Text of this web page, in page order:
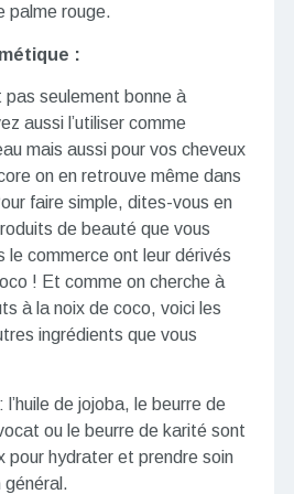
palme rouge.
:
pas seulement bonne à
aussi l’utiliser comme
mais aussi pour vos cheveux
on en retrouve même dans
faire simple, dites-vous en
de beauté que vous
le commerce ont leur dérivés
! Et comme on cherche à
à la noix de coco, voici les
ingrédients que vous
l’huile de jojoba, le beurre de
ou le beurre de karité sont
pour hydrater et prendre soin